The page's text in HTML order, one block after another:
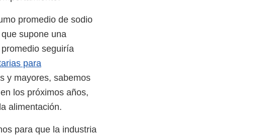
promedio de sodio
supone una
seguiría
para
y mayores, sabemos
los próximos años,
alimentación.
para que la industria